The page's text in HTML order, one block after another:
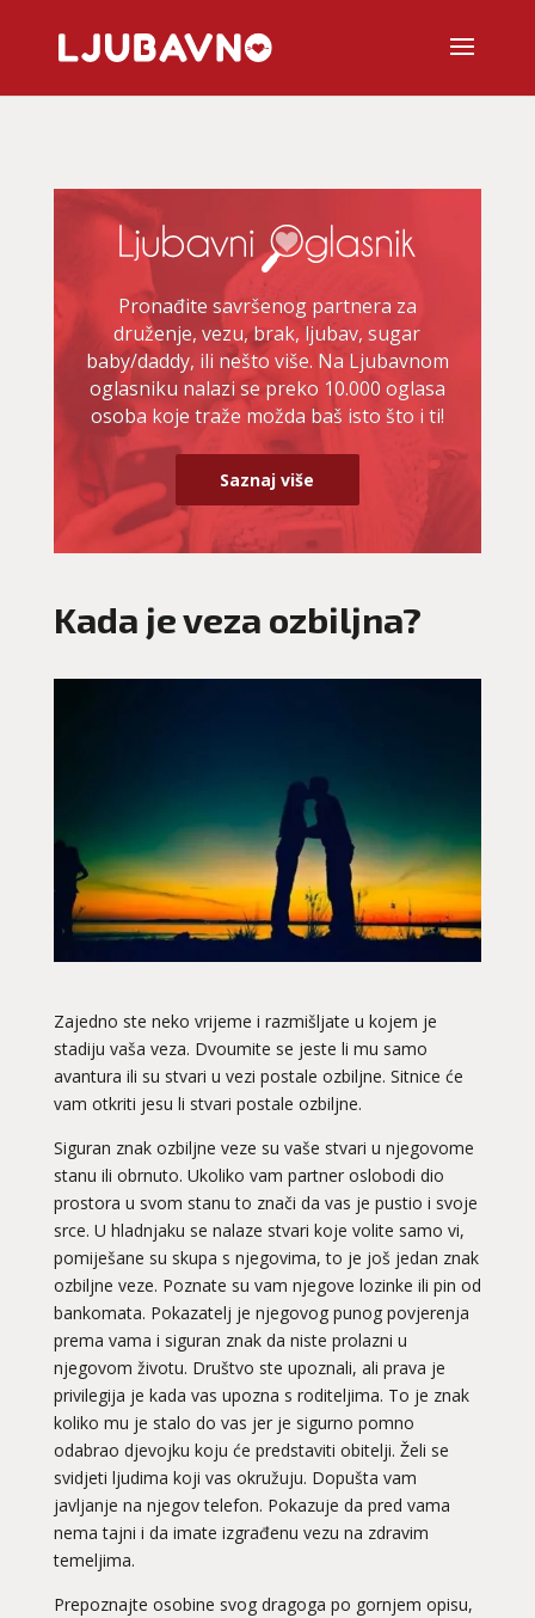
Pronađite savršenog partnera za
druženje, vezu, brak, ljubav, sugar
baby/daddy, ili nešto više. Na Ljubavnom
oglasniku nalazi se preko 10.000 oglasa
osoba koje traže možda baš isto što i ti!
Saznaj više
Kada je veza ozbiljna?
Zajedno ste neko vrijeme i razmišljate u kojem je
stadiju vaša veza. Dvoumite se jeste li mu samo
avantura ili su stvari u vezi postale ozbiljne. Sitnice će
vam otkriti jesu li stvari postale ozbiljne.
Siguran znak ozbiljne veze su vaše stvari u njegovome
stanu ili obrnuto. Ukoliko vam partner oslobodi dio
prostora u svom stanu to znači da vas je pustio i svoje
srce. U hladnjaku se nalaze stvari koje volite samo vi,
pomiješane su skupa s njegovima, to je još jedan znak
ozbiljne veze. Poznate su vam njegove lozinke ili pin od
bankomata. Pokazatelj je njegovog punog povjerenja
prema vama i siguran znak da niste prolazni u
njegovom životu. Društvo ste upoznali, ali prava je
privilegija je kada vas upozna s roditeljima. To je znak
koliko mu je stalo do vas jer je sigurno pomno
odabrao djevojku koju će predstaviti obitelji. Želi se
svidjeti ljudima koji vas okružuju. Dopušta vam
javljanje na njegov telefon. Pokazuje da pred vama
nema tajni i da imate izgrađenu vezu na zdravim
temeljima.
Prepoznajte osobine svog dragoga po gornjem opisu,